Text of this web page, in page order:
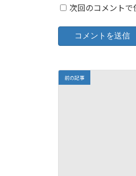
次回のコメントで
前の記事